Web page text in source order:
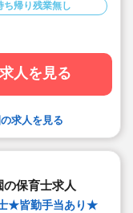
18:00、10:00～19:00
ち帰り残業無し
求人を見る
求人を見る
保育士求人
★皆勤手当あり★